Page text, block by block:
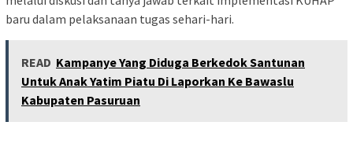
baru dalam pelaksanaan tugas sehari-hari.
READ Kampanye Yang Diduga Berkedok Santunan
Untuk Anak Yatim Piatu Di Laporkan Ke Bawaslu
Kabupaten Pasuruan